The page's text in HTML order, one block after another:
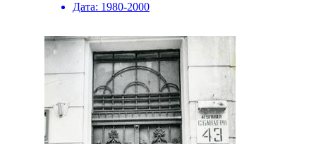
Дата: 1980-2000